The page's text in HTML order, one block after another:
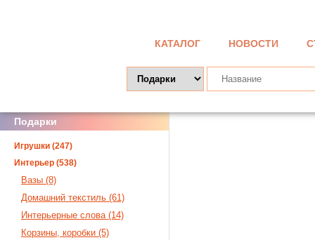
КАТАЛОГ НОВОСТИ
Подарки
Игрушки (247)
Интерьер (538)
Вазы (8)
Домашний текстиль (61)
Интерьерные слова (14)
Корзины, коробки (5)